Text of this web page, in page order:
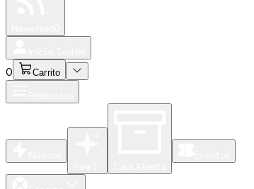
0 Carrito